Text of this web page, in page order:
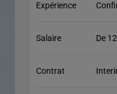
Expérience
Salaire De
Contrat